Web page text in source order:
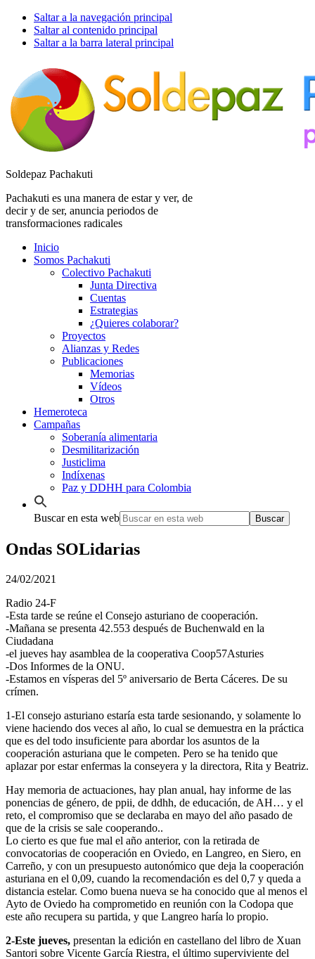
Saltar a la navegación principal
Saltar al contenido principal
Saltar a la barra lateral principal
Soldepaz Pachakuti
Pachakuti es una manera de estar y ver, de
decir y de ser, anuncia periodos de
transformaciones radicales
Inicio
Somos Pachakuti
Colectivo Pachakuti
Junta Directiva
Cuentas
Estrategias
¿Quieres colaborar?
Proyectos
Alianzas y Redes
Publicaciones
Memorias
Vídeos
Otros
Hemeroteca
Campañas
Soberanía alimentaria
Desmilitarización
Justiclima
Indíxenas
Paz y DDHH para Colombia
Buscar en esta web
Ondas SOLidarias
24/02/2021
Radio 24-F
-Esta tarde se reúne el Consejo asturiano de cooperación.
-Mañana se presenta 42.553 después de Buchenwald en la
Ciudadana
-el jueves hay asamblea de la cooperativa Coop57Asturies
-Dos Informes de la ONU.
-Estamos en vísperas del 5º aniversario de Berta Cáceres. De su
crímen.
1-El consejo asturiano estaría esta tarde sesionando, y solamente lo
viene haciendo dos veces al año, lo cual se demuestra en la práctica
que es del todo insuficiente para abordar los asuntos de la
cooperación asturiana que le competen. Pero se ha tenido que
aplazar por estar enfermas la conseyera y la directora, Rita y Beatriz.
Hay memoria de actuaciones, hay plan anual, hay informe de las
ponencias de género, de ppii, de ddhh, de educación, de AH… y el
reto, el compromiso que se declaraba en mayo del año pasado de
que de la crisis se sale cooperando..
Lo cierto es que fue mal el año anterior, con la retirada de
convocatorias de cooperación en Oviedo, en Langreo, en Siero, en
Carreño, y con un presupuesto autonómico que deja la cooperación
asturiana en el 0,09, cuando la recomendación es del 0,7 y queda a
distancia estelar. Como buena nueva se ha conocido que al menos el
Ayto de Oviedo ha comprometido en reunión con la Codopa que
este año recupera su partida, y que Langreo haría lo propio.
2-Este jueves, presentan la edición en castellano del libro de Xuan
Santori sobre Vicente García Riestra, el último superviviente del